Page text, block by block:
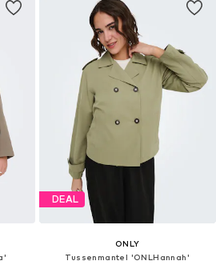
DEAL
ONLY
Tussenmantel 'ONLHannah'